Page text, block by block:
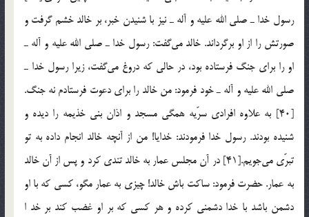
رسول خدا ـ صلی الله علیه و آله ـ نیز با شنیدن خبر، بر خالد خشم گرفت و
صورتش را از او برگرداند. خالد می‌گفت: رسول خدا ـ صلی الله علیه و آله ـ
او را برای جنگ فرستاده بود، در حالی كه دروغ می‌گفت، زیرا رسول خدا ـ
صلی الله علیه و آله ـ خود فرمود: من خالد را برای دعوت فرستادم نه جنگ.
[40] به علاوه افرادی سرّیه همگی مسجد و اذان بنی خذیمه را دیده و
شنیده بودند. رسول خدا فرمودند: خدایا! من از آنچه خالد انجام داده به تو
تبرّی می‌جویم.[41] در آن مجلس عمار به خالد تندی كرد و پس از آن خالد
به عمار. حضرت فرمود: ساكت باش خالد! چیزی به عمار مگو، كسی كه با او
دشمن باشد با خدا دشمنی كرده و هر كسی كه بر او غضب كند بر خد ا